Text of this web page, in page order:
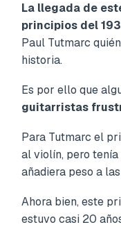
La llegada de
principios del
Paul Tutmarc
historia.
Es por ello que
guitarristas
Para Tutmarc el
al violín, pero
añadiera peso a
Ahora bien, este
estuvo casi 20